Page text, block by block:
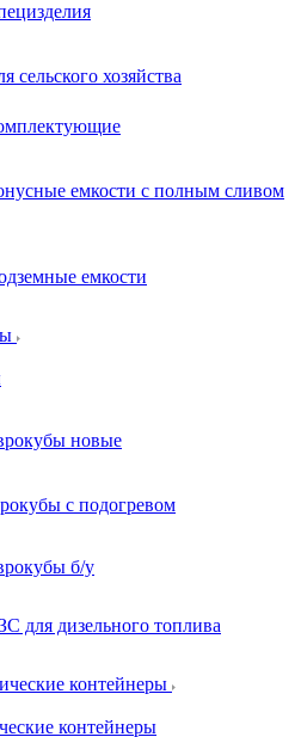
сельского хозяйства
емкости с полным сливом
емкости
новые
с подогревом
б/у
для дизельного топлива
контейнеры
контейнеры